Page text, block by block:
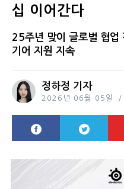
십 이어간다
25주년 맞이 글로벌 협
기어 지원 지속
정하정 기자
2026년 06월 05일